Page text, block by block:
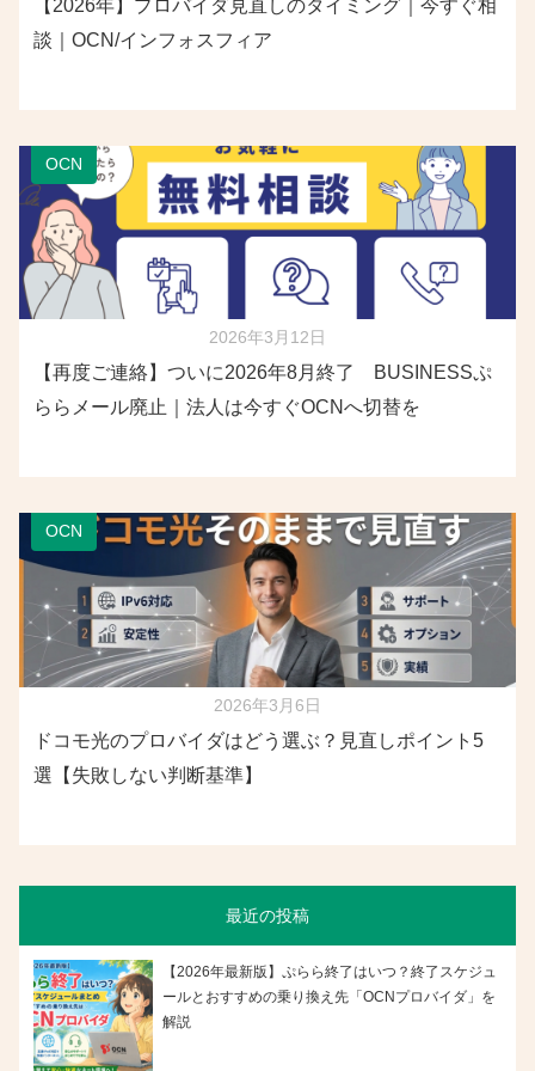
【2026年】プロバイダ見直しのタイミング｜今すぐ相
談｜OCN/インフォスフィア
OCN
2026年3月12日
【再度ご連絡】ついに2026年8月終了 BUSINESSぷ
ららメール廃止｜法人は今すぐOCNへ切替を
OCN
2026年3月6日
ドコモ光のプロバイダはどう選ぶ？見直しポイント5
選【失敗しない判断基準】
最近の投稿
【2026年最新版】ぷらら終了はいつ？終了スケジュ
ールとおすすめの乗り換え先「OCNプロバイダ」を
解説